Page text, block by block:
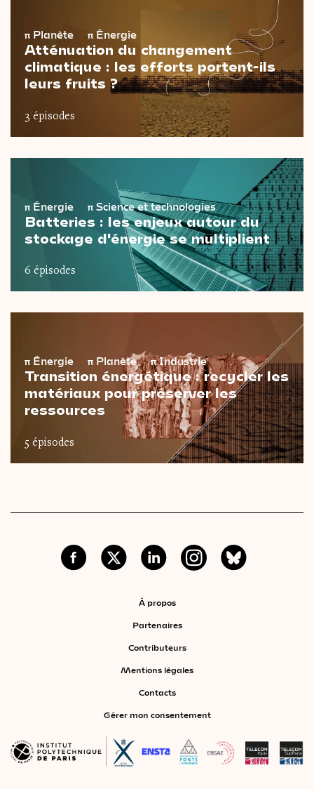
π Planète π Énergie
Atténuation du changement
climatique : les efforts portent-ils
leurs fruits ?
3 épisodes
π Énergie π Science et technologies
Batteries : les enjeux autour du
stockage d'énergie se multiplient
6 épisodes
π Énergie π Planète πIndustrie
Transition énergétique : recycler les
matériaux pour préserver les
ressources
5 épisodes
À propos
Partenaires
Contributeurs
Mentions légales
Contacts
Gérer mon consentement